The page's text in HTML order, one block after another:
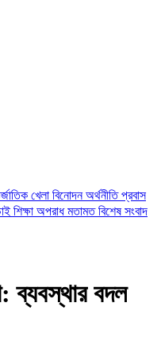
খেলা বিনোদনঅর্থনীতিপ্রবাস
শিক্ষা অপরাধমতামতবিশেষ সংবাদ
ব্যবস্থার বদল